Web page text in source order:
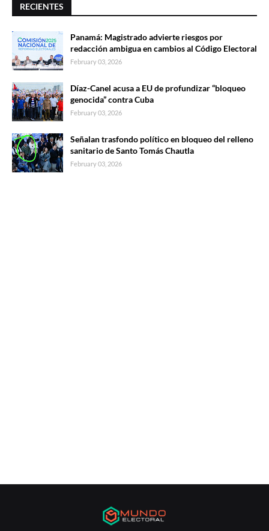
RECIENTES
Panamá: Magistrado advierte riesgos por
redacción ambigua en cambios al Código Electoral
February 03, 2026
Díaz-Canel acusa a EU de profundizar “bloqueo
genocida” contra Cuba
February 03, 2026
Señalan trasfondo político en bloqueo del relleno
sanitario de Santo Tomás Chautla
February 03, 2026